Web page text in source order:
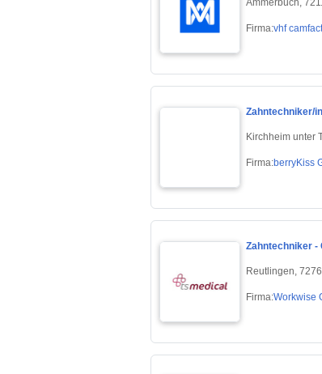
Firma:vhf
Zahntechniker/
Kirchheim unter
Firma:berryKiss
Zahntechniker -
Reutlingen,
Firma:Workwise